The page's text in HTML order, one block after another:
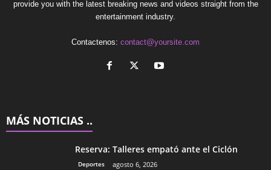
provide you with the latest breaking news and videos straight from the
entertainment industry.
Contactenos: contact@yoursite.com
MÁS NOTICIAS ..
Reserva: Talleres empató ante el Ciclón
Deportes agosto 6, 2026